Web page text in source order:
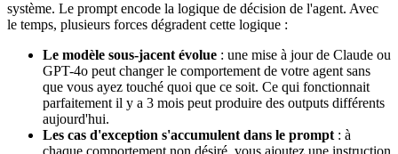
système. Le prompt encode la logique de décision de l'agent. Avec
le temps, plusieurs forces dégradent cette logique :
Le modèle sous-jacent évolue : une mise à jour de Claude ou
GPT-4o peut changer le comportement de votre agent sans
que vous ayez touché quoi que ce soit. Ce qui fonctionnait
parfaitement il y a 3 mois peut produire des outputs différents
aujourd'hui.
Les cas d'exception s'accumulent dans le prompt : à
chaque comportement non désiré, vous ajoutez une instruction